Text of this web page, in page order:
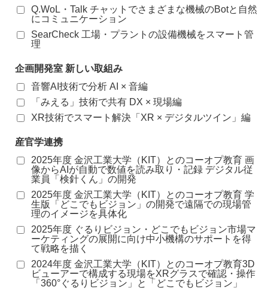
Q.WoL・Talk チャットでさまざまな機械のBotと自然
にコミュニケーション
SearCheck 工場・プラントの設備機械をスマート管
理
企画開発室 新しい取組み
音響AI技術で分析 AI × 音編
「みえる」技術で共有 DX × 現場編
XR技術でスマート解決「XR × デジタルツイン」編
産官学連携
2025年度 金沢工業大学（KIT）とのコーオプ教育 画
像からAIが自動で数値を読み取り・記録 デジタル従
業員「検針くん」の開発
2025年度 金沢工業大学（KIT）とのコーオプ教育 学
生版「どこでもビジョン」の開発で遠隔での現場管
理のイメージを具体化
2025年度 ぐるりビジョン・どこでもビジョン市場マ
ーケティングの展開に向け中小機構のサポートを得
て戦略を描く
2024年度 金沢工業大学（KIT）とのコーオプ教育3D
ビューアーで構成する現場をXRグラスで確認・操作
「360°ぐるりビジョン」と「どこでもビジョン」